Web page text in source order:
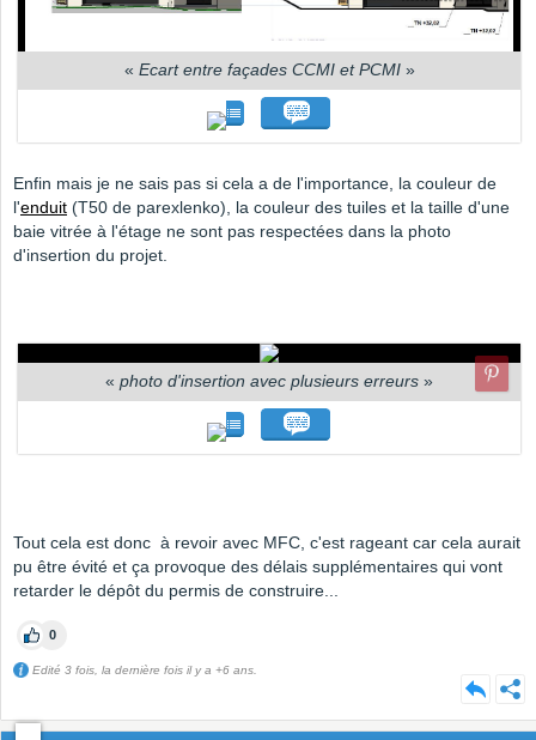
« Ecart entre façades CCMI et PCMI»
Enfin mais je ne sais pas si cela a de l'importance, la couleur de
l'enduit (T50 de parexlenko), la couleur des tuiles et la taille d'une
baie vitrée à l'étage ne sont pas respectées dans la photo
d'insertion du projet.
« photo d'insertion avec plusieurs erreurs »
Tout cela est donc à revoir avec MFC, c'est rageant car cela aurait
pu être évité et ça provoque des délais supplémentaires qui vont
retarder le dépôt du permis de construire...
0
Edité 3 fois, la dernière fois il y a +6 ans.